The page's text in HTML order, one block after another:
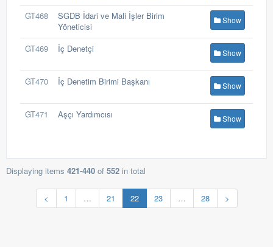
GT468
SGDB İdari ve Mali İşler Birim
Yöneticisi
Show
GT469 İç Denetçi Show
GT470 İç Denetim Birimi Başkanı Show
GT471 Aşçı Yardımcısı Show
Displaying items 421-440 of 552 in total
< 1 … 21 22 23 … 28 >